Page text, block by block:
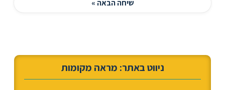
שיחה הבאה »
ניווט באתר: מראה מקומות